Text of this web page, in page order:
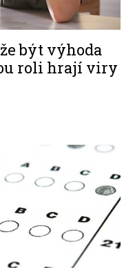
být výhoda
roli hrají viry